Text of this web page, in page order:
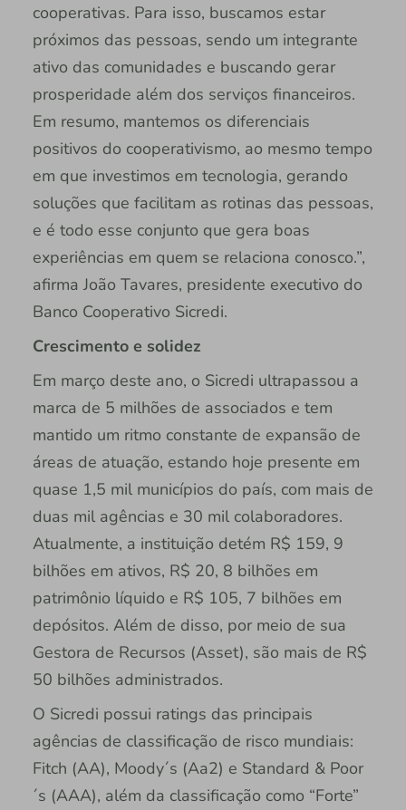
cooperativas. Para isso, buscamos estar
próximos das pessoas, sendo um integrante
ativo das comunidades e buscando gerar
prosperidade além dos serviços financeiros.
Em resumo, mantemos os diferenciais
positivos do cooperativismo, ao mesmo tempo
em que investimos em tecnologia, gerando
soluções que facilitam as rotinas das pessoas,
e é todo esse conjunto que gera boas
experiências em quem se relaciona conosco.”,
afirma João Tavares, presidente executivo do
Banco Cooperativo Sicredi.
Crescimento e solidez
Em março deste ano, o Sicredi ultrapassou a
marca de 5 milhões de associados e tem
mantido um ritmo constante de expansão de
áreas de atuação, estando hoje presente em
quase 1,5 mil municípios do país, com mais de
duas mil agências e 30 mil colaboradores.
Atualmente, a instituição detém R$ 159, 9
bilhões em ativos, R$ 20, 8 bilhões em
patrimônio líquido e R$ 105, 7 bilhões em
depósitos. Além de disso, por meio de sua
Gestora de Recursos (Asset), são mais de R$
50 bilhões administrados.
O Sicredi possui ratings das principais
agências de classificação de risco mundiais:
Fitch (AA), Moody´s (Aa2) e Standard & Poor
´s (AAA), além da classificação como “Forte”